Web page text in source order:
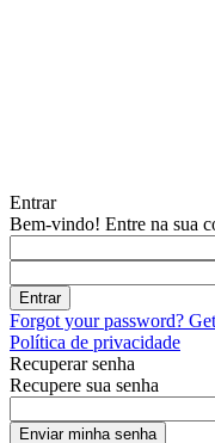
Entrar
Bem-vindo! Entre na sua
Forgot your password?
Política de privacidade
Recuperar senha
Recupere sua senha